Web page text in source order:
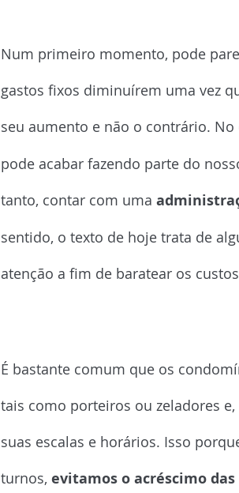
Num primeiro momento, pode
gastos fixos diminuírem uma vez
seu aumento e não o contrário. No
pode acabar fazendo parte do
tanto, contar com uma
sentido, o texto de hoje trata de
atenção a fim de baratear os
É bastante comum que os
tais como porteiros ou zeladores
suas escalas e horários. Isso
turnos, evitamos o acréscimo